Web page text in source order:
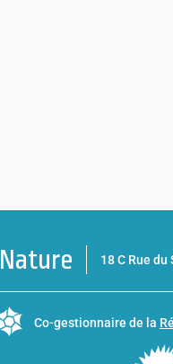
18 C Rue
Co-gestionnaire de la